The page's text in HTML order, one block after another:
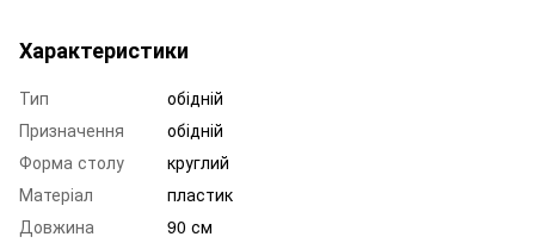
Характеристики
Тип
обідній
Призначення
обідній
Форма столу
круглий
Матеріал
пластик
Довжина
90 см